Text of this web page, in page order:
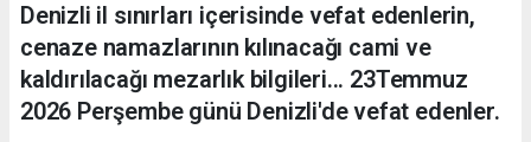
Denizli il sınırları içerisinde vefat edenlerin,
cenaze namazlarının kılınacağı cami ve
kaldırılacağı mezarlık bilgileri... 23Temmuz
2026 Perşembe günü Denizli'de vefat edenler.